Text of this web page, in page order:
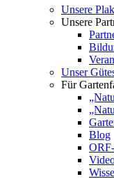
Unsere
Unsere
Unser
Für
Blog